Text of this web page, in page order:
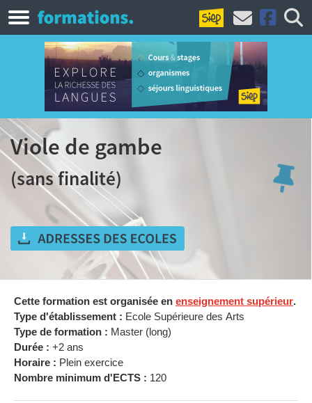
Viole de gambe
(sans finalité)
Cette formation est organisée en enseignement supérieur.
Type d'établissement : Ecole Supérieure des Arts
Type de formation : Master (long)
Durée : +2 ans
Horaire : Plein exercice
Nombre minimum d'ECTS : 120